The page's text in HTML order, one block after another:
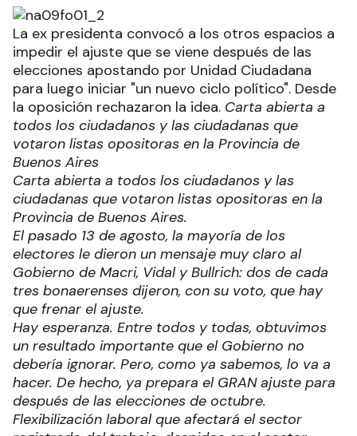
La ex presidenta convocó a los otros espacios a
impedir el ajuste que se viene después de las
elecciones apostando por Unidad Ciudadana
para luego iniciar "un nuevo ciclo político". Desde
la oposición rechazaron la idea. Carta abierta a
todos los ciudadanos y las ciudadanas que
votaron listas opositoras en la Provincia de
Buenos Aires
Carta abierta a todos los ciudadanos y las
ciudadanas que votaron listas opositoras en la
Provincia de Buenos Aires.
El pasado 13 de agosto, la mayoría de los
electores le dieron un mensaje muy claro al
Gobierno de Macri, Vidal y Bullrich: dos de cada
tres bonaerenses dijeron, con su voto, que hay
que frenar el ajuste.
Hay esperanza. Entre todos y todas, obtuvimos
un resultado importante que el Gobierno no
debería ignorar. Pero, como ya sabemos, lo va a
hacer. De hecho, ya prepara el GRAN ajuste para
después de las elecciones de octubre.
Flexibilización laboral que afectará el sector